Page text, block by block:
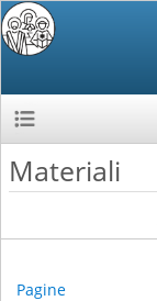
Materiali
Pagine